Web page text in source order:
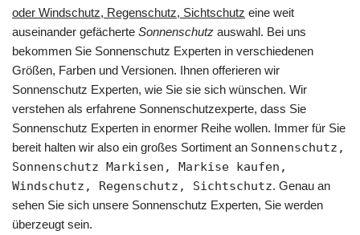
oder Windschutz, Regenschutz, Sichtschutz eine weit
auseinander gefächerte Sonnenschutz auswahl. Bei uns
bekommen Sie Sonnenschutz Experten in verschiedenen
Größen, Farben und Versionen. Ihnen offerieren wir
Sonnenschutz Experten, wie Sie sie sich wünschen. Wir
verstehen als erfahrene Sonnenschutzexperte, dass Sie
Sonnenschutz Experten in enormer Reihe wollen. Immer für Sie
bereit halten wir also ein großes Sortiment an Sonnenschutz,
Sonnenschutz Markisen, Markise kaufen,
Windschutz, Regenschutz, Sichtschutz. Genau an
sehen Sie sich unsere Sonnenschutz Experten, Sie werden
überzeugt sein.